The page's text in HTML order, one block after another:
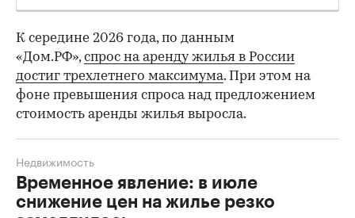
К середине 2026 года, по данным
«Дом.РФ»,спрос на аренду жилья в России
достиг трехлетнего максимума. При этом на
фоне превышения спроса над предложением
стоимость аренды жилья выросла.
Временное явление: в июле
снижение цен на жилье резко
Недвижимость